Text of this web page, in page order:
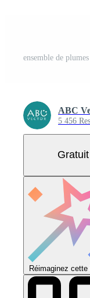
ABC
5 456
Réimaginez cette